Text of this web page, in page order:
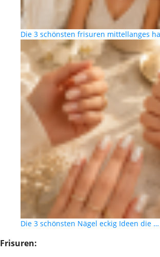
Die 3 schönsten frisuren mittellanges
Die 3 schönsten Nägel eckig Ideen die …
Frisuren: